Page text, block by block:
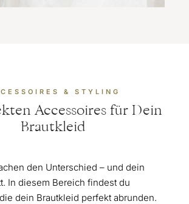
& STYLING
Accessoires für Dein
Brautkleid
den Unterschied – und dein
In diesem Bereich findest du
dein Brautkleid perfekt abrunden.